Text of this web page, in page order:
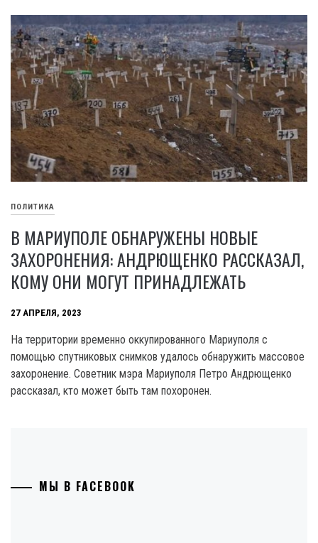
ПОЛИТИКА
В МАРИУПОЛЕ ОБНАРУЖЕНЫ НОВЫЕ
ЗАХОРОНЕНИЯ: АНДРЮЩЕНКО РАССКАЗАЛ,
КОМУ ОНИ МОГУТ ПРИНАДЛЕЖАТЬ
27 АПРЕЛЯ, 2023
На территории временно оккупированного Мариуполя с
помощью спутниковых снимков удалось обнаружить массовое
захоронение. Советник мэра Мариуполя Петро Андрющенко
рассказал, кто может быть там похоронен.
МЫ В FACEBOOK